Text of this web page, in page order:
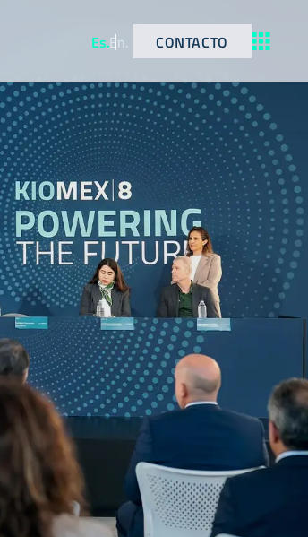
Es.En. CONTACTO